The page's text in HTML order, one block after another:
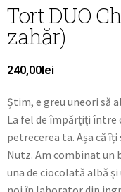
Tort DUO
zahăr)
240,00lei
Știm, e greu uneori să
La fel de împărțiți între
petrecerea ta. Așa că
Nutz. Am combinat un
una de ciocolată albă